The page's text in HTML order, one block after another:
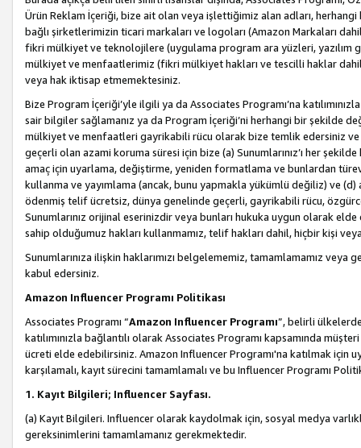
Ürün Reklam İçeriği, bize ait olan veya işlettiğimiz alan adları,
bağlı şirketlerimizin ticari markaları ve logoları (Amazon Markaları
fikri mülkiyet ve teknolojilere (uygulama program ara yüzleri,
mülkiyet ve menfaatlerimiz (fikri mülkiyet hakları ve tescilli haklar
veya hak iktisap etmemektesiniz.
Bize Program İçeriği’yle ilgili ya da Associates Programı’na
sair bilgiler sağlamanız ya da Program İçeriği’ni herhangi bir şekilde
mülkiyet ve menfaatleri gayrikabili rücu olarak bize temlik edersiniz ve
geçerli olan azami koruma süresi için bize (a) Sunumlarınız’ı her
amaç için uyarlama, değiştirme, yeniden formatlama ve bunlardan türev
kullanma ve yayımlama (ancak, bunu yapmakla yükümlü değiliz) ve
ödenmiş telif ücretsiz, dünya genelinde geçerli, gayrikabili rücu,
Sunumlarınız orijinal eserinizdir veya bunları hukuka uygun olarak
sahip olduğumuz hakları kullanmamız, telif hakları dahil, hiçbir kişi
Sunumlarınıza ilişkin haklarımızı belgelememiz, tamamlamamız
kabul edersiniz.
Amazon Influencer Programı Politikası
Associates Programı “Amazon Influencer Programı”, belirli
katılımınızla bağlantılı olarak Associates Programı kapsamında
ücreti elde edebilirsiniz. Amazon Influencer Programı'na katılmak için
karşılamalı, kayıt sürecini tamamlamalı ve bu Influencer Programı
1. Kayıt Bilgileri; Influencer Sayfası.
(a) Kayıt Bilgileri. Influencer olarak kaydolmak için, sosyal medya
gereksinimlerini tamamlamanız gerekmektedir.